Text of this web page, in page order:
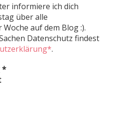
informiere ich dich
über alle
auf dem Blog :).
Datenschutz findest
.
*